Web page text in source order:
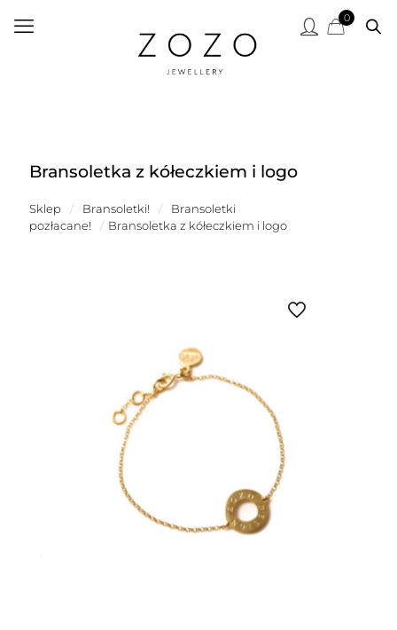
0
Bransoletka z kółeczkiem i logo
Sklep / Bransoletki! /
Bransoletki
pozłacane!
/ Bransoletka z kółeczkiem i logo